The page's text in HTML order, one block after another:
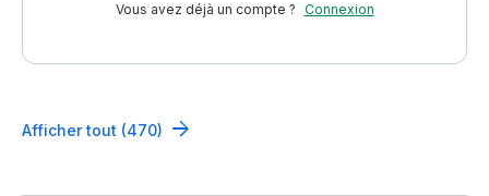
Vous avez déjà un compte ? Connexion
Afficher tout (470)